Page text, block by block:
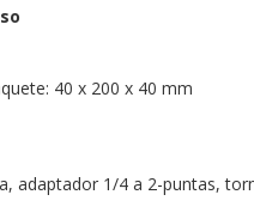
40 x 200 x 40 mm
adaptador 1/4 a 2-puntas,